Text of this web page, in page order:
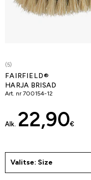
(5)
FAIRFIELD®
HARJA BRISAD
Art. nr 700154-12
Alk. 22,90€
Valitse: Size